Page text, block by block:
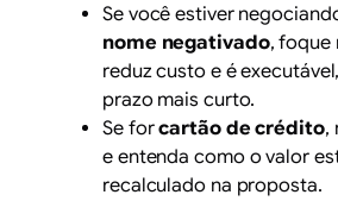
Se você estiver
nome negativado, foque
reduz custo e é
prazo mais curto.
Se forcartão de crédito,
e entenda como o valor
recalculado na proposta.